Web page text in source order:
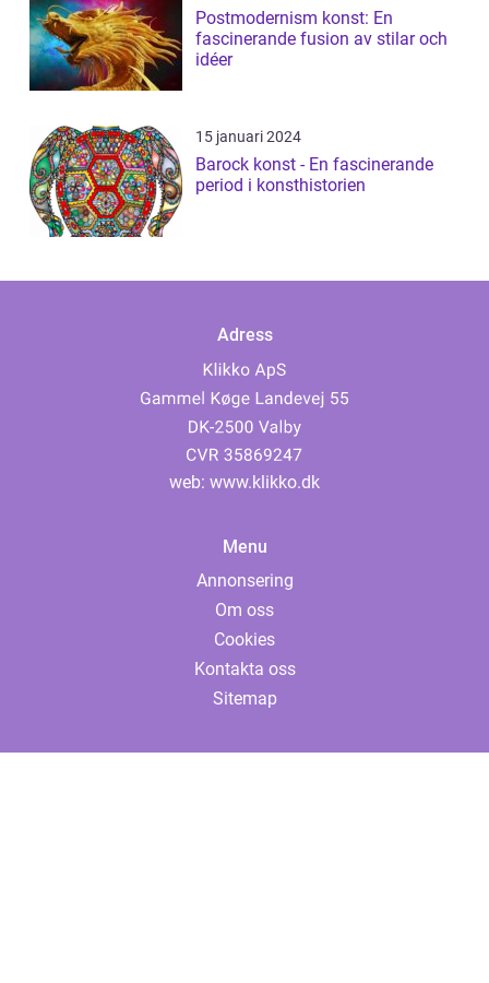
Postmodernism konst: En
fascinerande fusion av stilar och
idéer
15 januari 2024
Barock konst - En fascinerande
period i konsthistorien
Adress
web: www.klikko.dk
Menu
Annonsering
Om oss
Cookies
Kontakta oss
Sitemap